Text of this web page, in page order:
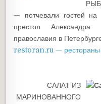
— потчевали гостей
престол
православия в
restoran.ru —
САЛАТ ИЗ
МАРИНОВАННОГО